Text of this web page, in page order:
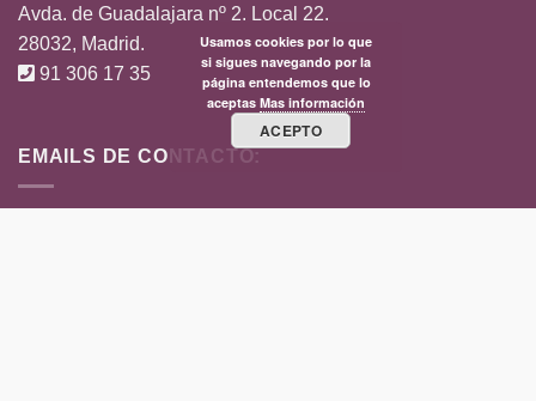
Avda. de Guadalajara nº 2. Local 22.
28032, Madrid.
91 306 17 35
EMAILS DE CONTACTO:
Usamos cookies por lo que
si sigues navegando por la
página entendemos que lo
aceptas Mas información
ACEPTO